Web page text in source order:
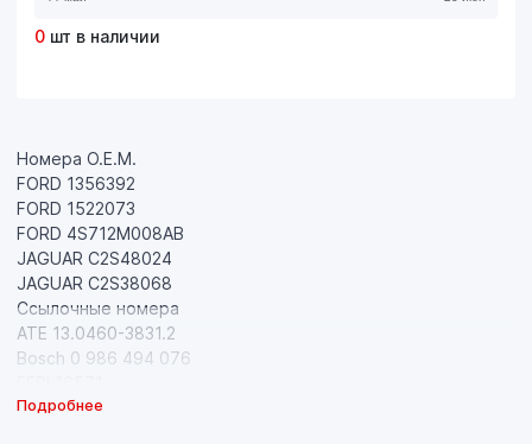
Номера О.Е.М.
FORD 1356392
FORD 1522073
FORD 4S712M008AB
JAGUAR C2S48024
JAGUAR C2S38068
Ссылочные номера
ATE 13.0460-3831.2
Bosch 0 986 494 076
FMSI-VERBAND D1706-7976
Подробнее
0 шт в наличии